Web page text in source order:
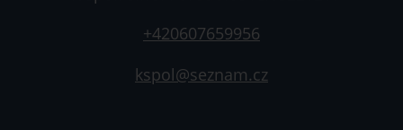
+420607659956
kspol@seznam.cz